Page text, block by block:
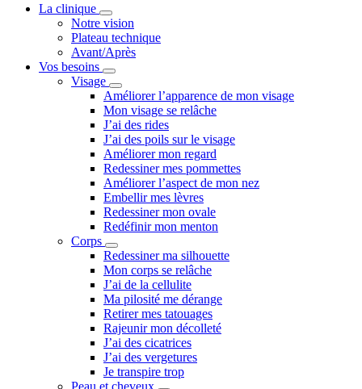
La clinique
Notre vision
Plateau technique
Avant/Après
Vos besoins
Visage
Améliorer l’apparence de mon visage
Mon visage se relâche
J’ai des rides
J’ai des poils sur le visage
Améliorer mon regard
Redessiner mes pommettes
Améliorer l’aspect de mon nez
Embellir mes lèvres
Redessiner mon ovale
Redéfinir mon menton
Corps
Redessiner ma silhouette
Mon corps se relâche
J’ai de la cellulite
Ma pilosité me dérange
Retirer mes tatouages
Rajeunir mon décolleté
J’ai des cicatrices
J’ai des vergetures
Je transpire trop
Peau et cheveux